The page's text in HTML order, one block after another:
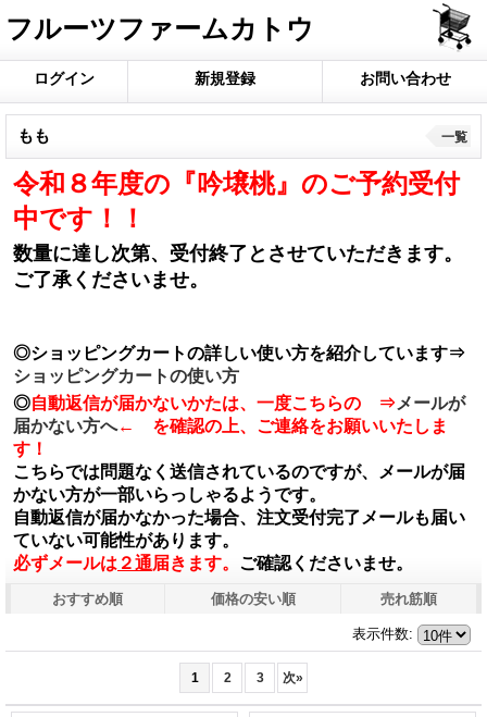
フルーツファームカトウ
ログイン 新規登録 お問い合わせ
もも
令和８年度の『吟壌桃』のご予約受付
中です！！
数量に達し次第、受付終了とさせていただきます。
ご了承くださいませ。
◎ショッピングカートの詳しい使い方を紹介しています⇒
ショッピングカートの使い方
◎自動返信が届かないかたは、一度こちらの ⇒メールが
届かない方へ← を確認の上、ご連絡をお願いいたしま
す！
こちらでは問題なく送信されているのですが、メールが届
かない方が一部いらっしゃるようです。
自動返信が届かなかった場合、注文受付完了メールも届い
ていない可能性があります。
必ずメールは ２通届きます。 ご確認くださいませ。
一覧
おすすめ順 価格の安い順 売れ筋順
表示件数:
1 2 3 次»